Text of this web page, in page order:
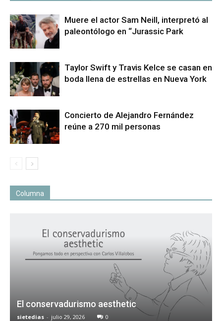
Muere el actor Sam Neill, interpretó al
paleontólogo en “Jurassic Park
Taylor Swift y Travis Kelce se casan en
boda llena de estrellas en Nueva York
Concierto de Alejandro Fernández
reúne a 270 mil personas
Columna
El conservadurismo aesthetic
sietedias - julio 29, 2026 0